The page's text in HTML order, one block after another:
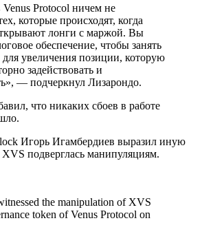
Protocol ничем не
которые происходят, когда
лонги с маржой. Вы
обеспечение, чтобы занять
для увеличения позиции, которую
задействовать и
— подчеркнул Лизарондо.
что никаких сбоев в работе
Игорь Игамбердиев выразил иную
подверглась манипуляциям.
the manipulation of XVS
token of Venus Protocol on